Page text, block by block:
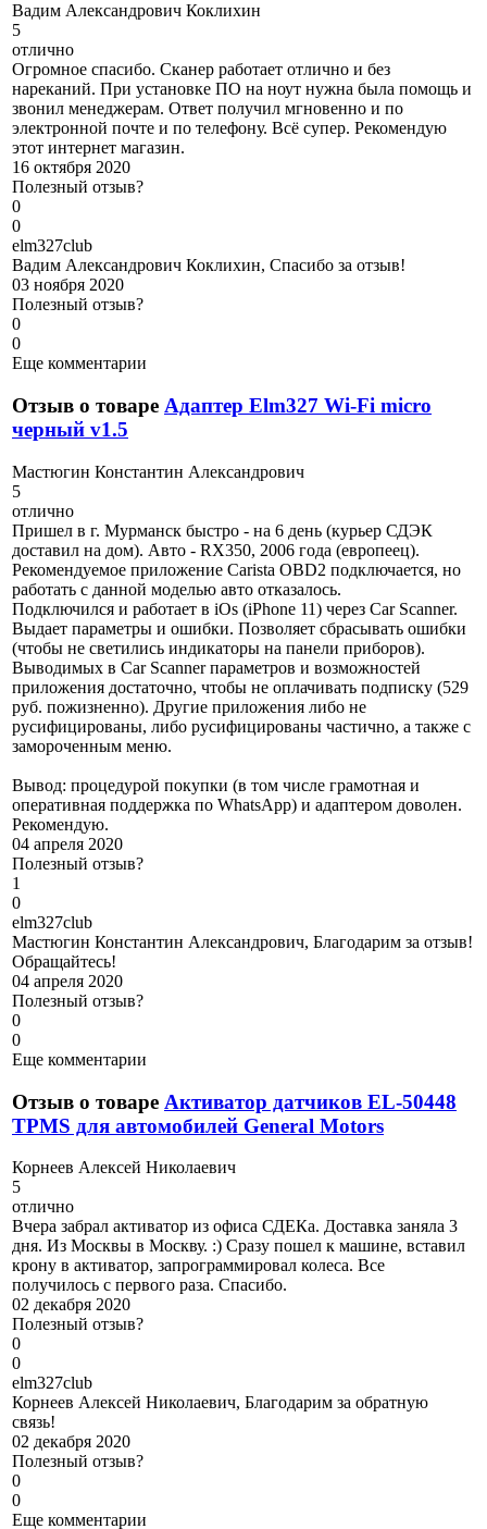
Вадим Александрович Коклихин
5
отлично
Огромное спасибо. Сканер работает отлично и без
нареканий. При установке ПО на ноут нужна была помощь и
звонил менеджерам. Ответ получил мгновенно и по
электронной почте и по телефону. Всё супер. Рекомендую
этот интернет магазин.
16 октября 2020
Полезный отзыв?
0
0
elm327club
Вадим Александрович Коклихин, Спасибо за отзыв!
03 ноября 2020
Полезный отзыв?
0
0
Еще комментарии
Отзыв о товаре Адаптер Elm327 Wi-Fi micro
черный v1.5
Мастюгин Константин Александрович
5
отлично
Пришел в г. Мурманск быстро - на 6 день (курьер СДЭК
доставил на дом). Авто - RX350, 2006 года (европеец).
Рекомендуемое приложение Carista OBD2 подключается, но
работать с данной моделью авто отказалось.
Подключился и работает в iOs (iPhone 11) через Car Scanner.
Выдает параметры и ошибки. Позволяет сбрасывать ошибки
(чтобы не светились индикаторы на панели приборов).
Выводимых в Car Scanner параметров и возможностей
приложения достаточно, чтобы не оплачивать подписку (529
руб. пожизненно). Другие приложения либо не
русифицированы, либо русифицированы частично, а также с
замороченным меню.
Вывод: процедурой покупки (в том числе грамотная и
оперативная поддержка по WhatsApp) и адаптером доволен.
Рекомендую.
04 апреля 2020
Полезный отзыв?
1
0
elm327club
Мастюгин Константин Александрович, Благодарим за отзыв!
Обращайтесь!
04 апреля 2020
Полезный отзыв?
0
0
Еще комментарии
Отзыв о товаре Активатор датчиков EL-50448
TPMS для автомобилей General Motors
Корнеев Алексей Николаевич
5
отлично
Вчера забрал активатор из офиса СДЕКа. Доставка заняла 3
дня. Из Москвы в Москву. :) Сразу пошел к машине, вставил
крону в активатор, запрограммировал колеса. Все
получилось с первого раза. Спасибо.
02 декабря 2020
Полезный отзыв?
0
0
elm327club
Корнеев Алексей Николаевич, Благодарим за обратную
связь!
02 декабря 2020
Полезный отзыв?
0
0
Еще комментарии